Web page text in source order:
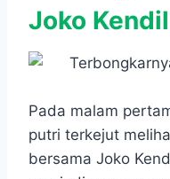
Joko Kendil
Pada malam
putri terkejut
bersama Joko